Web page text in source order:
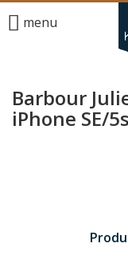
menu
Barbour
iPhone SE/